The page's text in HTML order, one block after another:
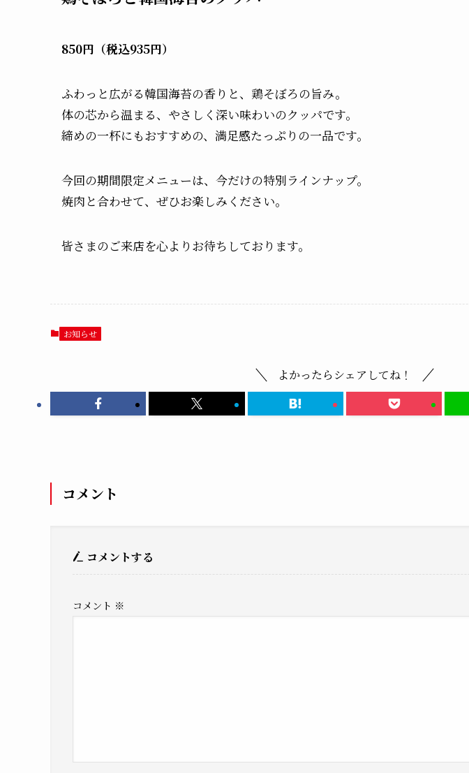
850円（税込935円）
ふわっと広がる韓国海苔の香りと、鶏そぼろの旨み。
体の芯から温まる、やさしく深い味わいのクッパです。
締めの一杯にもおすすめの、満足感たっぷりの一品です。
今回の期間限定メニューは、今だけの特別ラインナップ。
焼肉と合わせて、ぜひお楽しみください。
皆さまのご来店を心よりお待ちしております。
お知らせ
よかったらシェアしてね！
コメント
コメントする
コメント ※